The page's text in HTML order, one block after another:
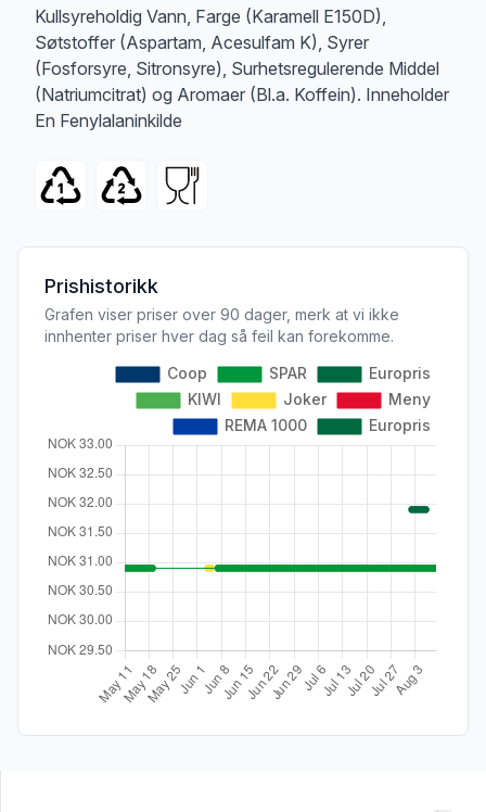
Kullsyreholdig Vann, Farge (Karamell E150D),
Søtstoffer (Aspartam, Acesulfam K), Syrer
(Fosforsyre, Sitronsyre), Surhetsregulerende Middel
(Natriumcitrat) og Aromaer (Bl.a. Koffein). Inneholder
En Fenylalaninkilde
Prishistorikk
Grafen viser priser over 90 dager, merk at vi ikke
innhenter priser hver dag så feil kan forekomme.